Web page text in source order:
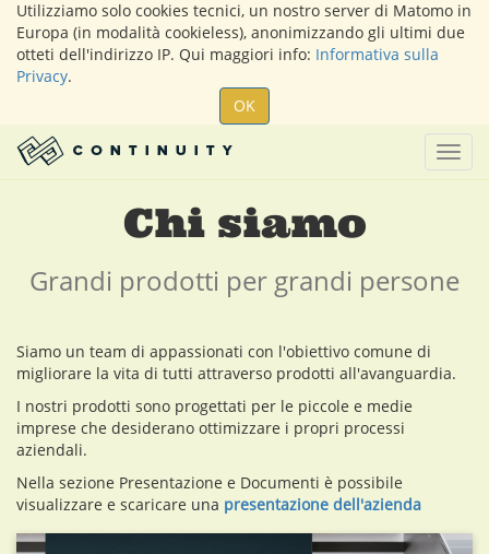
Utilizziamo solo cookies tecnici, un nostro server di Matomo in
Europa (in modalità cookieless), anonimizzando gli ultimi due
otteti dell'indirizzo IP. Qui maggiori info: Informativa sulla
Privacy.
OK
Chi siamo
Grandi prodotti per grandi persone
Siamo un team di appassionati con l'obiettivo comune di
migliorare la vita di tutti attraverso prodotti all'avanguardia.
I nostri prodotti sono progettati per le piccole e medie
imprese che desiderano ottimizzare i propri processi
aziendali.
Nella sezione Presentazione e Documenti è possibile
visualizzare e scaricare una presentazione dell'azienda